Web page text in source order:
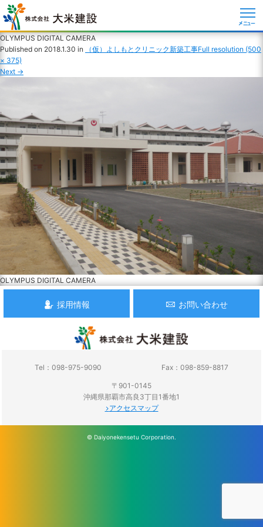
メニュー
OLYMPUS DIGITAL CAMERA
Published on 2018.1.30 in （仮）よしもとクリニック新築工事Full resolution (500
× 375)
Next →
OLYMPUS DIGITAL CAMERA
採用情報 お問い合わせ
Tel：098-975-9090 Fax：098-859-8817
〒901-0145
沖縄県那覇市高良3丁目1番地1
アクセスマップ
© Daiyonekensetu Corporation.